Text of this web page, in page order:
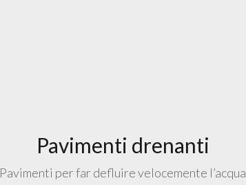
Pavimenti drenanti
Pavimenti per far defluire velocemente l’acqua